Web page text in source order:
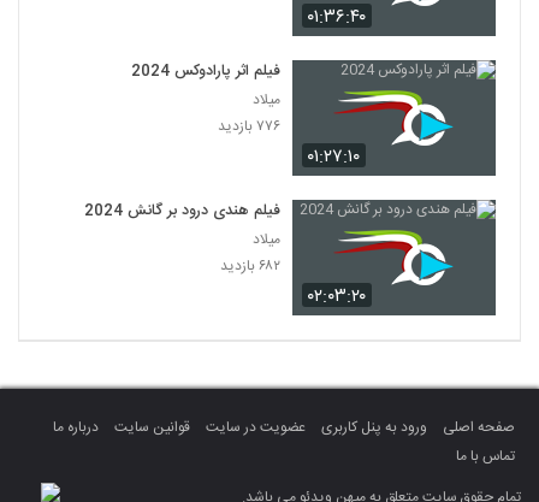
۰۱:۳۶:۴۰
۰۱:۲۷:۱۰
فیلم اثر پارادوکس 2024
میلاد
۷۷۶ بازدید
۰۲:۰۳:۲۰
فیلم هندی درود بر گانش 2024
میلاد
۶۸۲ بازدید
صفحه اصلی ورود به پنل کاربری عضویت در سایت قوانین سایت
درباره ما
تماس با ما